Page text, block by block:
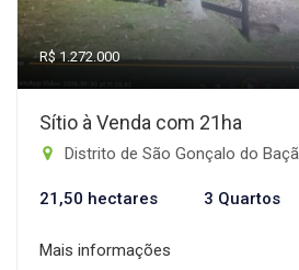
R$ 1.272.000
Sítio à Venda com 21ha
Distrito de São Gonçalo do
21,50 hectares 3 Quartos
Mais informações